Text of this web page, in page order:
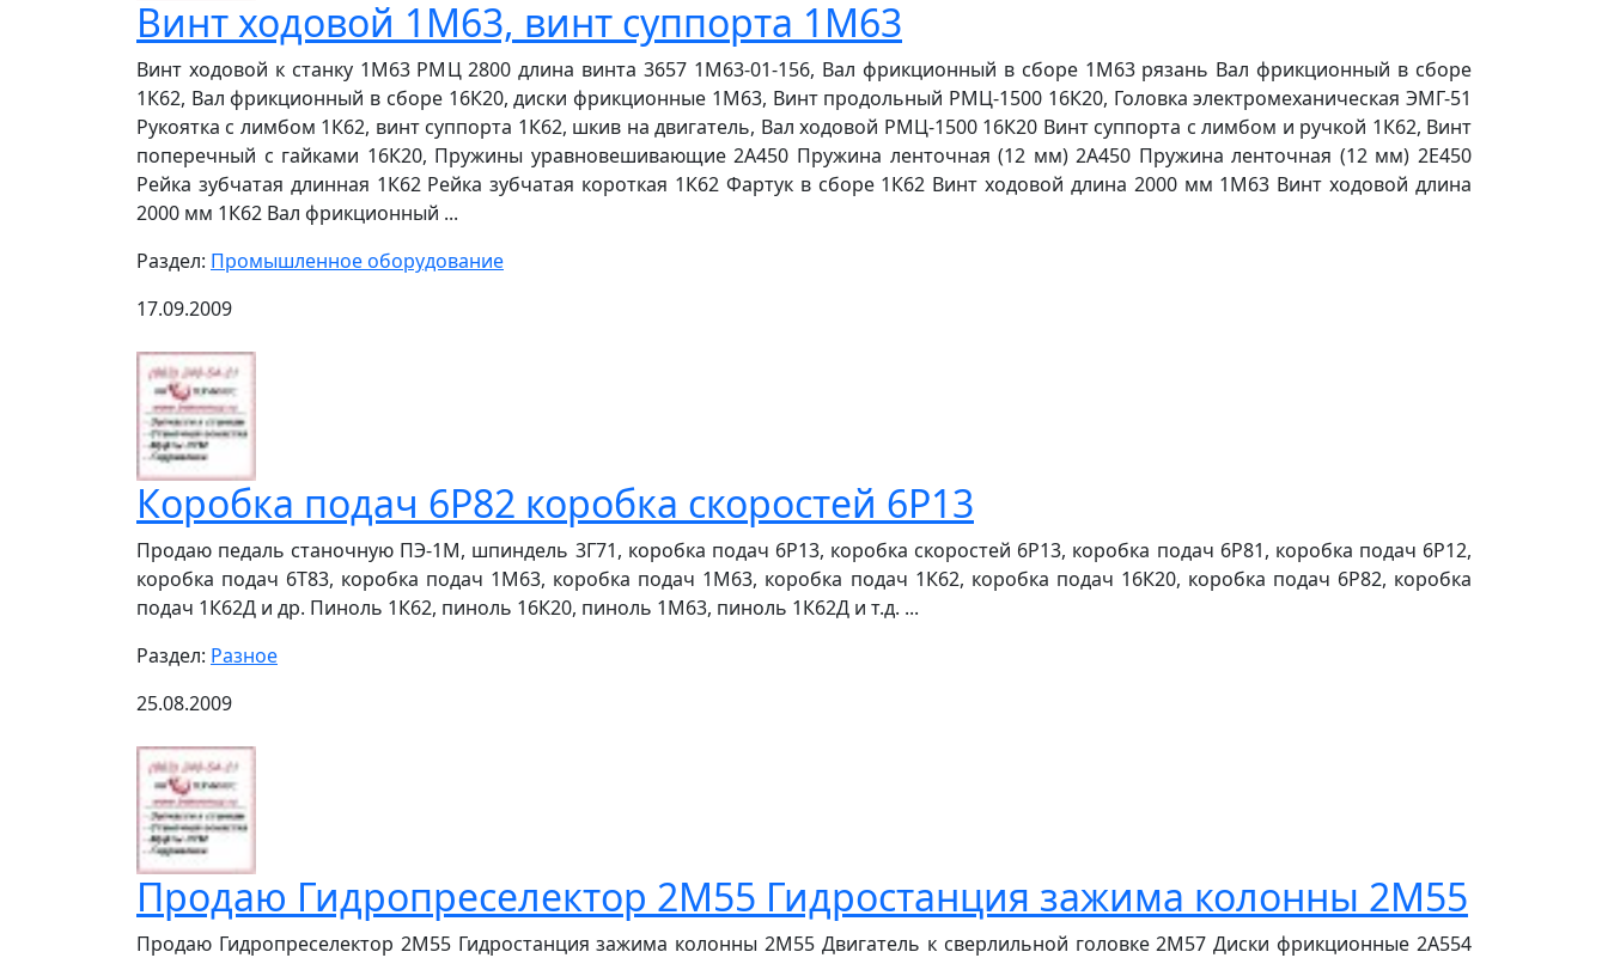
Винт ходовой 1М63, винт суппорта 1М63
Винт ходовой к станку 1М63 РМЦ 2800 длина винта 3657 1М63-01-156, Вал фрикционный в сборе 1М63 рязань Вал фрикционный в сборе
1К62, Вал фрикционный в сборе 16К20, диски фрикционные 1М63, Винт продольный РМЦ-1500 16К20, Головка электромеханическая ЭМГ-51
Рукоятка с лимбом 1К62, винт суппорта 1К62, шкив на двигатель, Вал ходовой РМЦ-1500 16К20 Винт суппорта с лимбом и ручкой 1К62, Винт
поперечный с гайками 16К20, Пружины уравновешивающие 2А450 Пружина ленточная (12 мм) 2А450 Пружина ленточная (12 мм) 2Е450
Рейка зубчатая длинная 1К62 Рейка зубчатая короткая 1К62 Фартук в сборе 1К62 Винт ходовой длина 2000 мм 1М63 Винт ходовой длина
2000 мм 1К62 Вал фрикционный ...
Раздел: Промышленное оборудование
17.09.2009
Коробка подач 6Р82 коробка скоростей 6Р13
Продаю педаль станочную ПЭ-1М, шпиндель 3Г71, коробка подач 6Р13, коробка скоростей 6Р13, коробка подач 6Р81, коробка подач 6Р12,
коробка подач 6Т83, коробка подач 1М63, коробка подач 1М63, коробка подач 1К62, коробка подач 16К20, коробка подач 6Р82, коробка
подач 1К62Д и др. Пиноль 1К62, пиноль 16К20, пиноль 1М63, пиноль 1К62Д и т.д. ...
Раздел: Разное
25.08.2009
Продаю Гидропреселектор 2М55 Гидростанция зажима колонны 2М55
Продаю Гидропреселектор 2М55 Гидростанция зажима колонны 2М55 Двигатель к сверлильной головке 2М57 Диски фрикционные 2А554